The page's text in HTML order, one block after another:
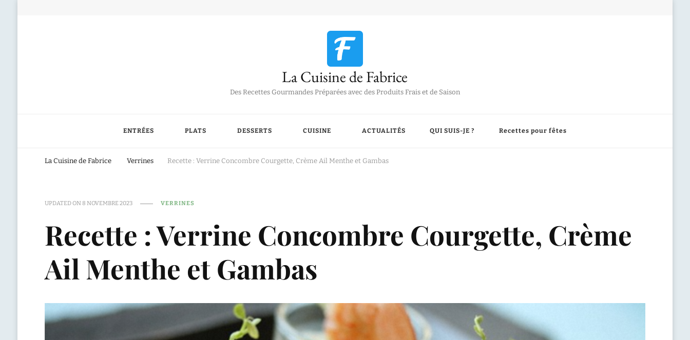
La Cuisine de Fabrice
Des Recettes Gourmandes Préparées avec des Produits Frais et de Saison
ENTRÉES PLATS DESSERTS CUISINE ACTUALITÉS QUI SUIS-JE ? Recettes pour fêtes
La Cuisine de Fabrice Verrines Recette : Verrine Concombre Courgette, Crème Ail Menthe et Gambas
UPDATED ON 8 NOVEMBRE 2023 VERRINES
Recette : Verrine Concombre Courgette, Crème
Ail Menthe et Gambas